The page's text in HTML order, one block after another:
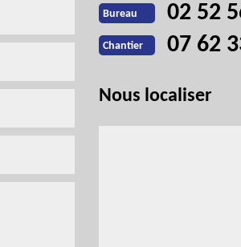
Bureau 02 52
Chantier 07 62
Nous localiser